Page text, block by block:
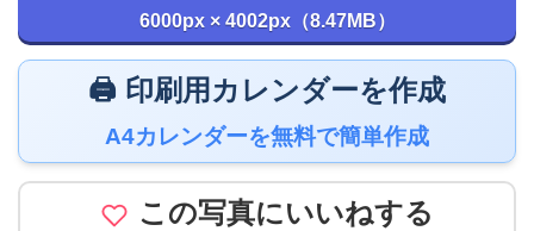
6000px × 4002px（8.47MB）
🖨️ 印刷用カレンダーを作成
A4カレンダーを無料で簡単作成
この写真にいいねする